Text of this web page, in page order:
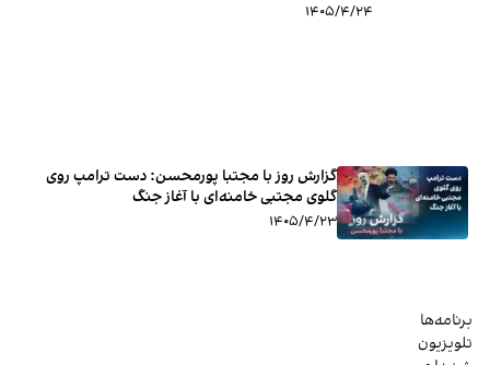
۱۴۰۵/۴/۲۴
گزارش روز با مجتبا پورمحسن: دست ترامپ روی
گلوی مجتبی خامنه‌ای با آغاز جنگ
۱۴۰۵/۴/۲۳
برنامه‌ها
تلویزیون